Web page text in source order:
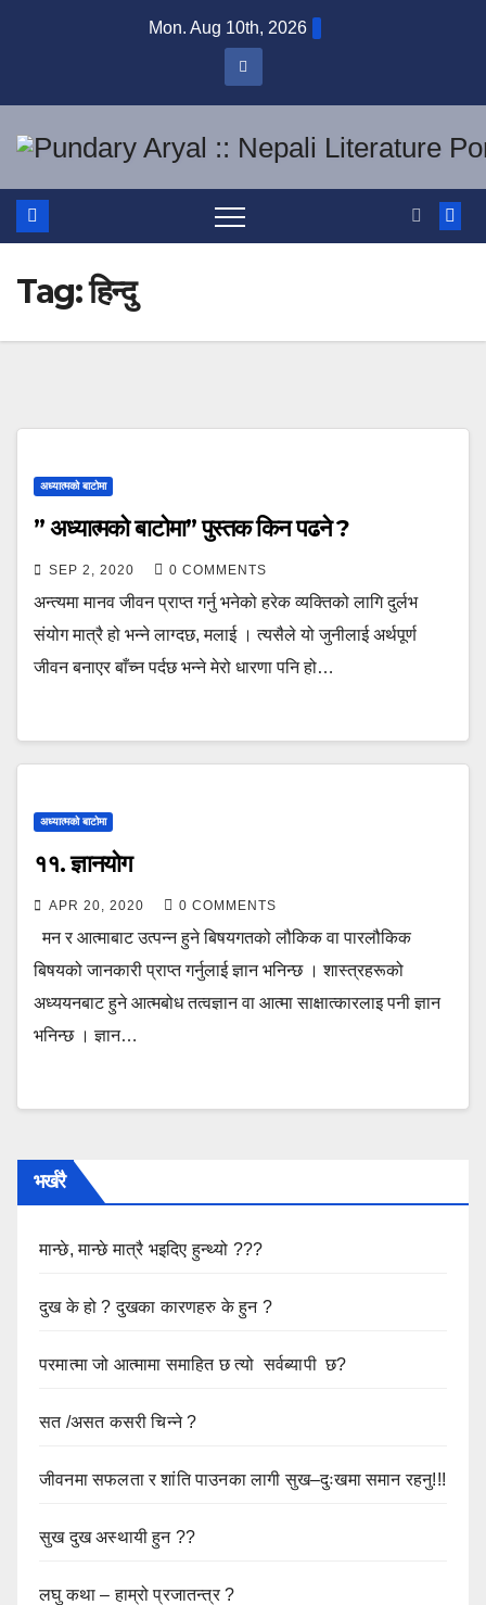
Mon. Aug 10th, 2026
Tag:हिन्दु
अध्यात्मको बाटोमा
” अध्यात्मको बाटोमा” पुस्तक किन पढने ?
SEP 2, 2020 0 COMMENTS
अन्त्यमा मानव जीवन प्राप्त गर्नु भनेको हरेक व्यक्तिको लागि दुर्लभ
संयोग मात्रै हो भन्ने लाग्दछ, मलाई । त्यसैले यो जुनीलाई अर्थपूर्ण
जीवन बनाएर बाँच्न पर्दछ भन्ने मेरो धारणा पनि हो…
अध्यात्मको बाटोमा
११. ज्ञानयोग
APR 20, 2020 0 COMMENTS
मन र आत्माबाट उत्पन्न हुने बिषयगतको लौकिक वा पारलौकिक
बिषयको जानकारी प्राप्त गर्नुलाई ज्ञान भनिन्छ । शास्त्रहरूको
अध्ययनबाट हुने आत्मबोध तत्वज्ञान वा आत्मा साक्षात्कारलाइ पनी ज्ञान
भनिन्छ । ज्ञान…
भर्खरै
मान्छे, मान्छे मात्रै भइदिए हुन्थ्यो ???
दुख के हो ? दुखका कारणहरु के हुन ?
परमात्मा जो आत्मामा समाहित छ त्यो सर्वब्यापी छ?
सत /असत कसरी चिन्ने ?
जीवनमा सफलता र शांति पाउनका लागी सुख–दुःखमा समान रहनु!!!
सुख दुख अस्थायी हुन ??
लघु कथा – हाम्रो प्रजातन्त्र ?